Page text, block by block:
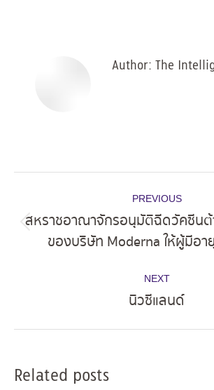
Author: The
navigation
PREVIOUS
Previous
post:
สหราชอาณาจักรอนุมัติฉีดวัคซีนต้
ของบริษัท Moderna ให้ผู้มีอา
NEXT
Next
นิวซีแลนด์
Related posts